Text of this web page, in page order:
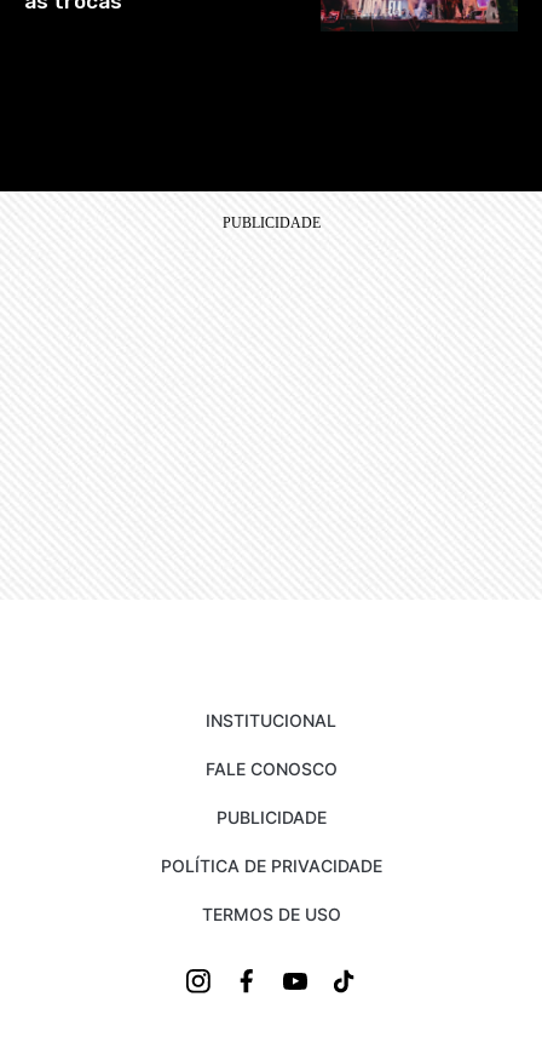
INSTITUCIONAL
FALE CONOSCO
PUBLICIDADE
POLÍTICA DE PRIVACIDADE
TERMOS DE USO